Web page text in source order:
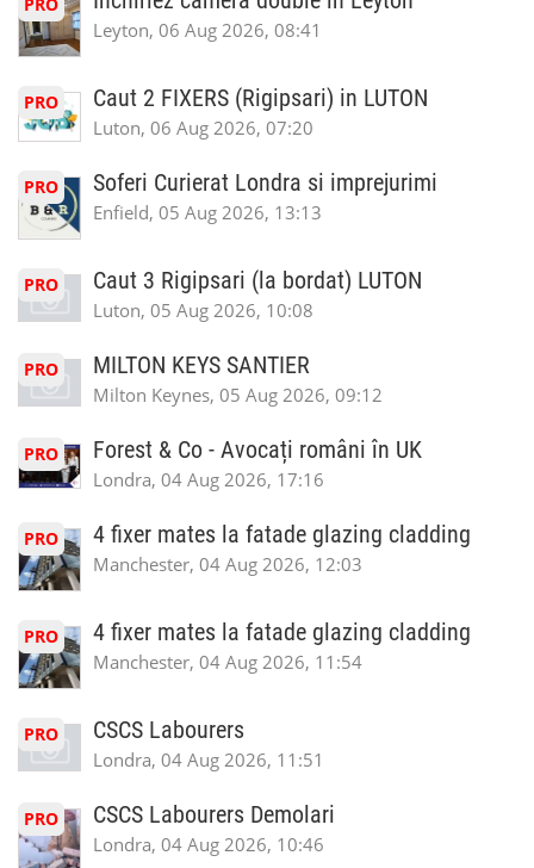
Leyton, 06 Aug 2026, 08:41
PRO Caut 2 FIXERS (Rigipsari) in LUTON
Luton, 06 Aug 2026, 07:20
PRO Soferi Curierat Londra si imprejurimi
Enfield, 05 Aug 2026, 13:13
PRO Caut 3 Rigipsari (la bordat) LUTON
Luton, 05 Aug 2026, 10:08
PRO MILTON KEYS SANTIER
Milton Keynes, 05 Aug 2026, 09:12
PRO Forest & Co - Avocați români în UK
Londra, 04 Aug 2026, 17:16
PRO 4 fixer mates la fatade glazing cladding
Manchester, 04 Aug 2026, 12:03
PRO 4 fixer mates la fatade glazing cladding
Manchester, 04 Aug 2026, 11:54
PRO CSCS Labourers
Londra, 04 Aug 2026, 11:51
PRO CSCS Labourers Demolari
Londra, 04 Aug 2026, 10:46